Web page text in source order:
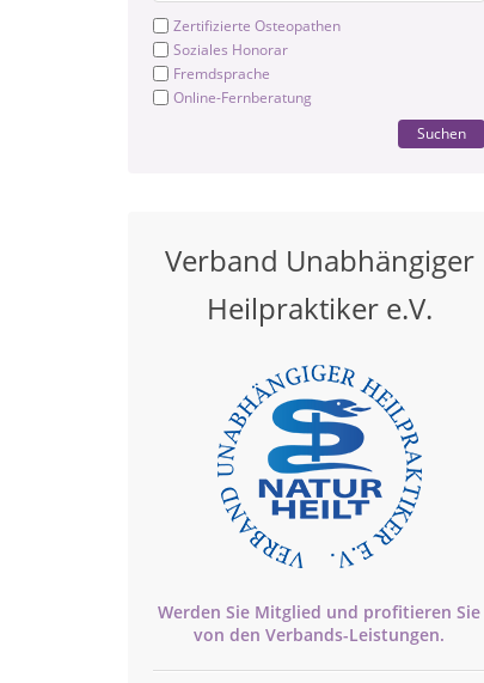
Zertifizierte Osteopathen
Soziales Honorar
Fremdsprache
Online-Fernberatung
Suchen
Verband Unabhängiger
Heilpraktiker e.V.
Werden Sie Mitglied und profitieren Sie
von den Verbands-Leistungen.